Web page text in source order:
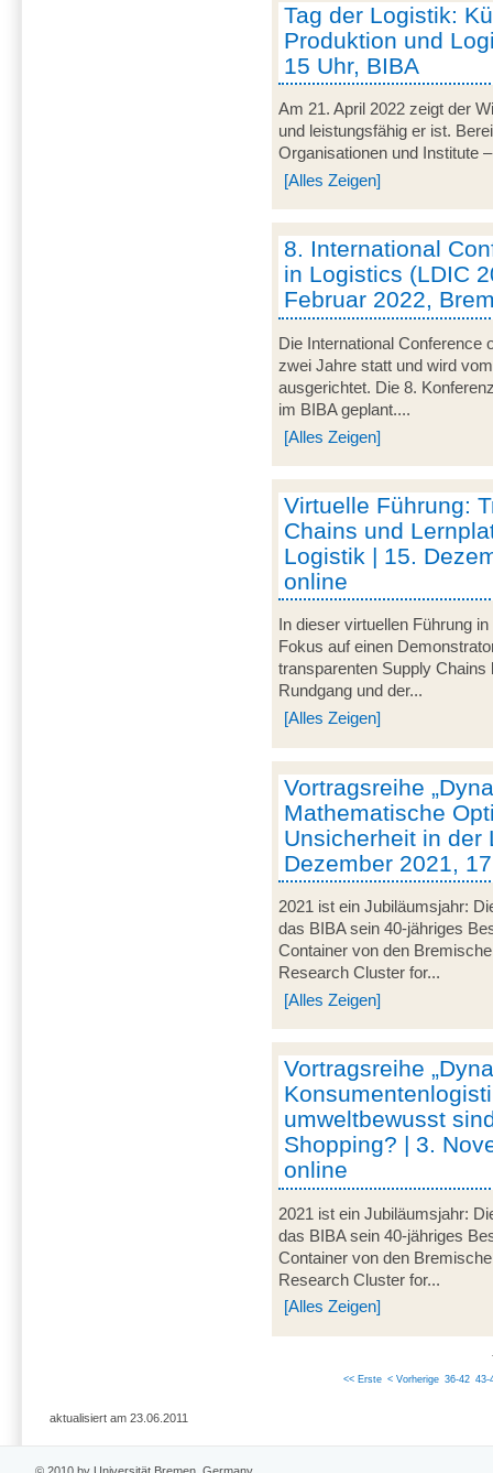
Tag der Logistik:
Produktion und
15 Uhr, BIBA
Am 21. April 2022 zeigt der
und leistungsfähig er ist.
Organisationen und Institute
[Alles Zeigen]
8. International
in Logistics (LDIC
Februar 2022,
Die International Conference
zwei Jahre statt und wird
ausgerichtet. Die 8.
im BIBA geplant....
[Alles Zeigen]
Virtuelle Führung:
Chains und
Logistik | 15.
online
In dieser virtuellen Führung
Fokus auf einen
transparenten Supply
Rundgang und der...
[Alles Zeigen]
Vortragsreihe
Mathematische
Unsicherheit in der
Dezember 2021,
2021 ist ein Jubiläumsjahr:
das BIBA sein 40-jähriges
Container von den
Research Cluster for...
[Alles Zeigen]
Vortragsreihe
umweltbewusst
Shopping? | 3.
online
2021 ist ein Jubiläumsjahr:
das BIBA sein 40-jähriges
Container von den
Research Cluster for...
[Alles Zeigen]
<< Erste < Vorherige 36-42 43-
aktualisiert am 23.06.2011